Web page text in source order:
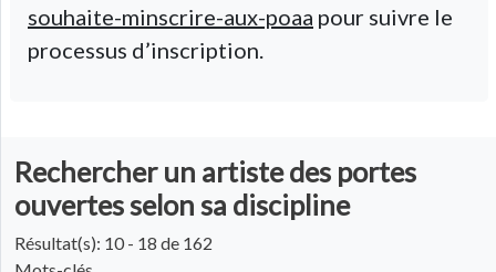
souhaite-minscrire-aux-poaa pour suivre le
processus d’inscription.
Rechercher un artiste des portes
ouvertes selon sa discipline
Résultat(s): 10 - 18 de 162